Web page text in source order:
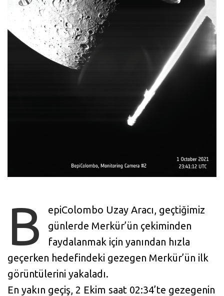
B
epiColombo Uzay Aracı, geçtiğimiz
günlerde Merkür’ün çekiminden
faydalanmak için yanından hızla
geçerken hedefindeki gezegen Merkür’ün ilk
görüntülerini yakaladı.
En yakın geçiş, 2 Ekim saat 02:34’te gezegenin